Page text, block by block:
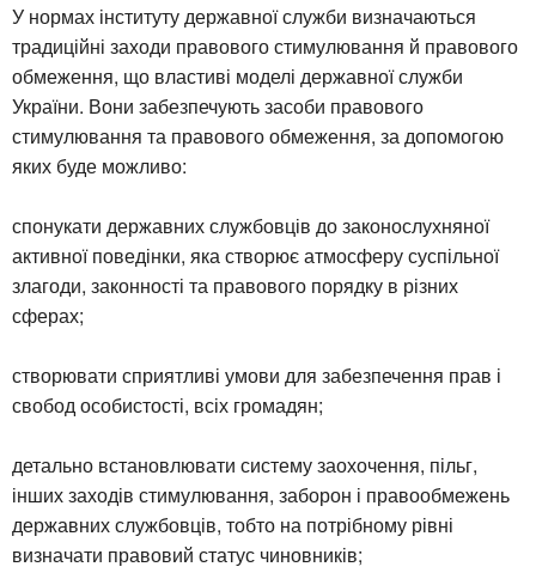
У нормах інституту державної служби визначаються
традиційні заходи правового стимулювання й правового
обмеження, що властиві моделі державної служби
України. Вони забезпечують засоби правового
стимулювання та правового обмеження, за допомогою
яких буде можливо:
спонукати державних службовців до законослухняної
активної поведінки, яка створює атмосферу суспільної
злагоди, законності та правового порядку в різних
сферах;
створювати сприятливі умови для забезпечення прав і
свобод особистості, всіх громадян;
детально встановлювати систему заохочення, пільг,
інших заходів стимулювання, заборон і правообмежень
державних службовців, тобто на потрібному рівні
визначати правовий статус чиновників;